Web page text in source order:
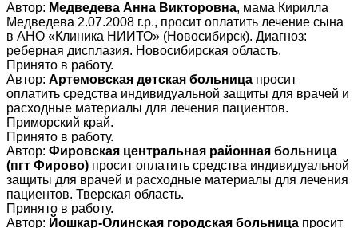
Автор: Медведева Анна Викторовна, мама Кирилла
Медведева 2.07.2008 г.р., просит оплатить лечение сына
в АНО «Клиника НИИТО» (Новосибирск). Диагноз:
реберная дисплазия. Новосибирская область.
Принято в работу.
Автор: Артемовская детская больница просит
оплатить средства индивидуальной защиты для врачей и
расходные материалы для лечения пациентов.
Приморский край.
Принято в работу.
Автор: Фировская центральная районная больница
(пгт Фирово) просит оплатить средства индивидуальной
защиты для врачей и расходные материалы для лечения
пациентов. Тверская область.
Принято в работу.
Автор: Йошкар-Олинская городская больница просит